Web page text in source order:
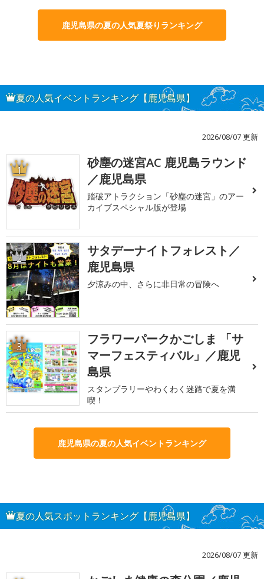
鹿児島県の夏の人気夏祭りランキング
夏の人気イベントランキング【鹿児島県】
2026/08/07 更新
1
砂塵の迷宮AC 鹿児島ラウンド
／鹿児島県
踏破アトラクション「砂塵の迷宮」のアー
カイブスペシャル版が登場
2
サタデーナイトフォレスト／
鹿児島県
夕涼みの中、さらに非日常の冒険へ
3
フラワーパークかごしま 「サ
マーフェスティバル」／鹿児
島県
スタンプラリーやわくわく迷路で夏を満
喫！
鹿児島県の夏の人気イベントランキング
夏の人気スポットランキング【鹿児島県】
2026/08/07 更新